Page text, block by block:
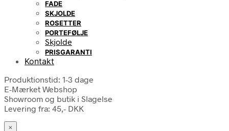
FADE
SKJOLDE
ROSETTER
PORTEFØLJE
Skjolde
PRISGARANTI
Kontakt
Produktionstid: 1-3 dage
E-Mærket Webshop
Showroom og butik i Slagelse
Levering fra: 45,- DKK
×